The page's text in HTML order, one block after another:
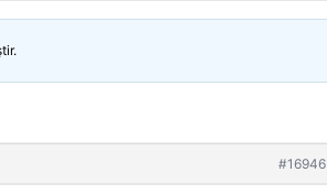
#16946